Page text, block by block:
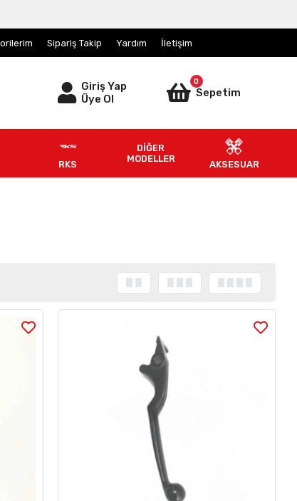
Sipariş Takip Yardım İletişim
Giriş Yap
Üye Ol
0
Sepetim
RKS
DİĞER
MODELLER
AKSESUAR